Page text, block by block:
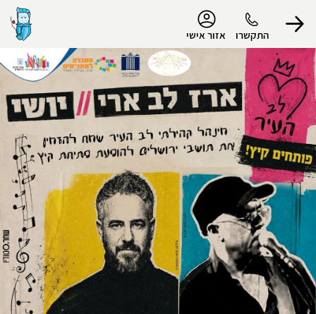
התקשרו אזור אישי
הפרופיל שלי
התנתק